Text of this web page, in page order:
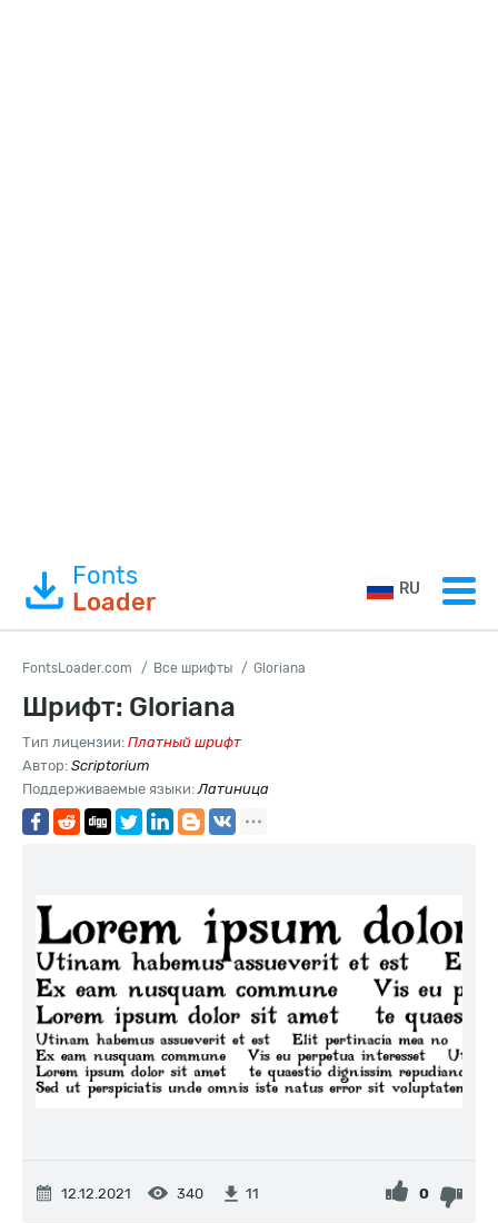
Fonts
Loader
RU
FontsLoader.com Все шрифты Gloriana
Шрифт: Gloriana
Тип лицензии: Платный шрифт
Автор: Scriptorium
Поддерживаемые языки:Латиница
12.12.2021 340 11 0